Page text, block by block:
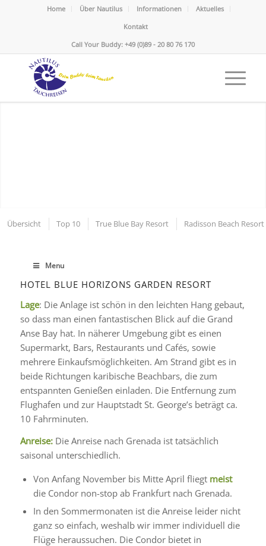
Home Über Nautilus Informationen
Aktuelles
Kontakt
Call Your Buddy: +49 (0)89 - 20 80 76 170
Übersicht Top 10 True Blue Bay Resort Radisson Beach Resort
Menu
HOTEL BLUE HORIZONS GARDEN RESORT
Lage: Die Anlage ist schön in den leichten Hang gebaut,
so dass man einen fantastischen Blick auf die Grand
Anse Bay hat. In näherer Umgebung gibt es einen
Supermarkt, Bars, Restaurants und Cafés, sowie
mehrere Einkaufsmöglichkeiten. Am Strand gibt es in
beide Richtungen karibische Beachbars, die zum
entspannten Genießen einladen. Die Entfernung zum
Flughafen und zur Hauptstadt St. George’s beträgt ca.
10 Fahrminuten.
Anreise:Die Anreise nach Grenada ist tatsächlich
saisonal unterschiedlich.
Von Anfang November bis Mitte April fliegt meist
die Condor non-stop ab Frankfurt nach Grenada.
In den Sommermonaten ist die Anreise leider nicht
ganz so einfach, weshalb wir immer individuell die
Flüge heraussuchen. Die Condor bietet in